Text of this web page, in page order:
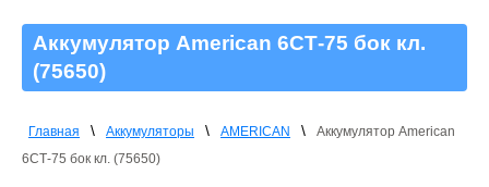
Аккумулятор American 6СТ-75 бок кл.
(75650)
Главная \ Аккумуляторы \ AMERICAN \
Аккумулятор American
6СТ-75 бок кл. (75650)